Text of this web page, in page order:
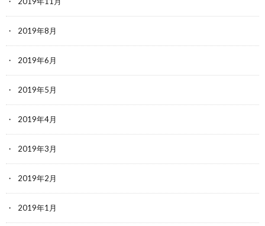
2019年8月
2019年6月
2019年5月
2019年4月
2019年3月
2019年2月
2019年1月